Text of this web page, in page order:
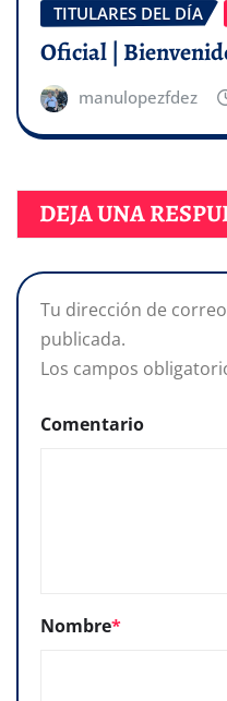
TITULARES DEL DÍA
Oficial |
manulopezfdez
DEJA UNA
Tu dirección de
publicada.
Los campos
Comentario
Nombre*